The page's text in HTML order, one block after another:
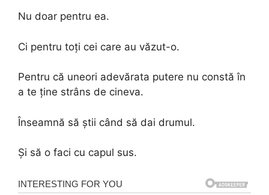
Nu doar pentru ea.
Ci pentru toți cei care au văzut-o.
Pentru că uneori adevărata putere nu constă în
a te ține strâns de cineva.
Înseamnă să știi când să dai drumul.
Și să o faci cu capul sus.